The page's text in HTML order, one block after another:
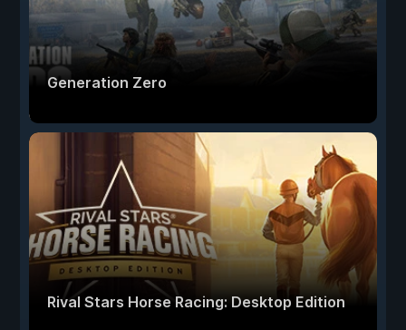
Generation Zero
Rival Stars Horse Racing: Desktop Edition